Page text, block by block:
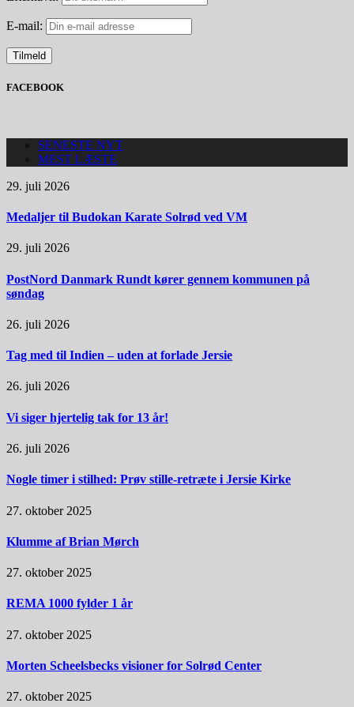
E-mail:
FACEBOOK
SENESTE NYT
MEST LÆSTE
29. juli 2026
Medaljer til Budokan Karate Solrød ved VM
29. juli 2026
PostNord Danmark Rundt kører gennem kommunen på
søndag
26. juli 2026
Tag med til Indien – uden at forlade Jersie
26. juli 2026
Vi siger hjertelig tak for 13 år!
26. juli 2026
Nogle timer i stilhed: Prøv stille-retræte i Jersie Kirke
27. oktober 2025
Klumme af Brian Mørch
27. oktober 2025
REMA 1000 fylder 1 år
27. oktober 2025
Morten Scheelsbecks visioner for Solrød Center
27. oktober 2025